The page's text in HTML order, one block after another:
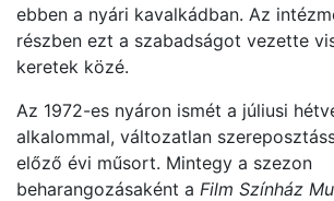
ebben a nyári kavalkádban. Az
részben ezt a szabadságot vezette
keretek közé.
Az 1972-es nyáron ismét a júliusi
alkalommal, változatlan
előző évi műsort. Mintegy a szezon
beharangozásaként a Film Színház